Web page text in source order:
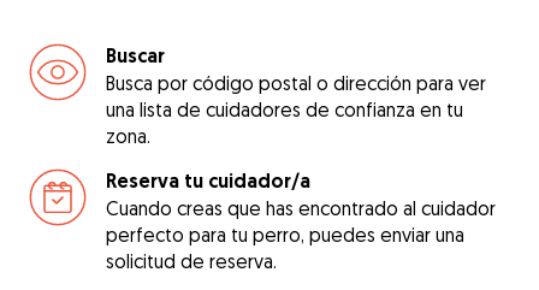
Buscar
Busca por código postal o dirección para ver
una lista de cuidadores de confianza en tu
zona.
Reserva tu cuidador/a
Cuando creas que has encontrado al cuidador
perfecto para tu perro, puedes enviar una
solicitud de reserva.